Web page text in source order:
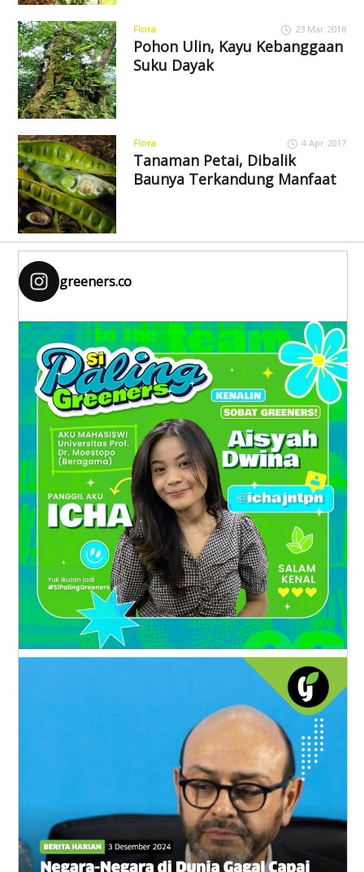
Flora 23 Mar 2018
Pohon Ulin, Kayu Kebanggaan
Suku Dayak
Flora 4 Apr 2017
Tanaman Petai, Dibalik
Baunya Terkandung Manfaat
greeners.co